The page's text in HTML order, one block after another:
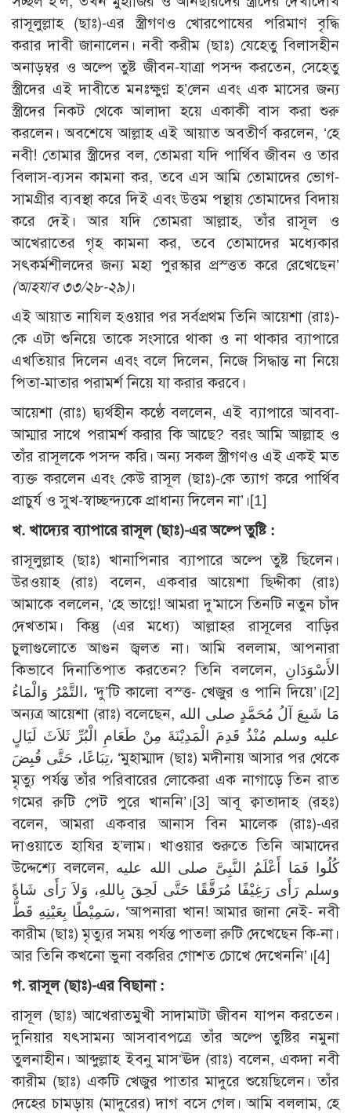
রাসূলুল্লাহ (ছাঃ)-এর স্ত্রীগণও খোরপোষের পরিমাণ বৃদ্ধি
করার দাবী জানালেন। নবী করীম (ছাঃ) যেহেতু বিলাসহীন
অনাড়ম্বর ও অল্পে তুষ্ট জীবন-যাত্রা পসন্দ করতেন, সেহেতু
স্ত্রীদের এই দাবীতে মনঃক্ষুণ্ণ হ’লেন এবং এক মাসের জন্য
স্ত্রীদের নিকট থেকে আলাদা হয়ে একাকী বাস করা শুরু
করলেন। অবশেষে আল্লাহ এই আয়াত অবতীর্ণ করলেন, ‘হে
নবী! তোমার স্ত্রীদের বল, তোমরা যদি পার্থিব জীবন ও তার
বিলাস-ব্যসন কামনা কর, তবে এস আমি তোমাদের ভোগ-
সামগ্রীর ব্যবস্থা করে দিই এবং উত্তম পন্থায় তোমাদের বিদায়
করে দেই। আর যদি তোমরা আল্লাহ, তাঁর রাসূল ও
আখেরাতের গৃহ কামনা কর, তবে তোমাদের মধ্যেকার
সৎকর্মশীলদের জন্য মহা পুরস্কার প্রস্ত্তত করে রেখেছেন’
(আহযাব ৩৩/২৮-২৯)।
এই আয়াত নাযিল হওয়ার পর সর্বপ্রথম তিনি আয়েশা (রাঃ)-
কে এটা শুনিয়ে তাকে সংসারে থাকা ও না থাকার ব্যাপারে
এখতিয়ার দিলেন এবং বলে দিলেন, নিজে সিদ্ধান্ত না নিয়ে
পিতা-মাতার পরামর্শ নিয়ে যা করার করবে।
আয়েশা (রাঃ) দ্ব্যর্থহীন কণ্ঠে বললেন, এই ব্যাপারে আববা-
আম্মার সাথে পরামর্শ করার কি আছে? বরং আমি আল্লাহ ও
তাঁর রাসূলকে পসন্দ করি। অন্য সকল স্ত্রীগণও এই একই মত
ব্যক্ত করলেন এবং কেউ রাসূল (ছাঃ)-কে ত্যাগ করে পার্থিব
প্রাচুর্য ও সুখ-স্বাচ্ছন্দ্যকে প্রাধান্য দিলেন না’।[1]
খ. খাদ্যের ব্যাপারে রাসূল (ছাঃ)-এর অল্পে তুষ্টি :
রাসূলুল্লাহ (ছাঃ) খানাপিনার ব্যাপারে অল্পে তুষ্ট ছিলেন।
উরওয়াহ (রাঃ) বলেন, একবার আয়েশা ছিদ্দীকা (রাঃ)
আমাকে বললেন, ‘হে ভাগ্নে! আমরা দু’মাসে তিনটি নতুন চাঁদ
দেখতাম। কিন্তু (এর মধ্যে) আল্লাহর রাসূলের বাড়ির
চুলাগুলোতে আগুন জ্বলত না। আমি বললাম, আপনারা
কিভাবে দিনাতিপাত করতেন? তিনি বললেন, الأَسْوَدَانِ
التَّمْرُ وَالْمَاءُ، ‘দু’টি কালো বস্ত্ত- খেজুর ও পানি দিয়ে’।[2]
অন্যত্র আয়েশা (রাঃ) বলেছেন, مَا شَبِعَ آلُ مُحَمَّدٍ صلى الله
عليه وسلم مُنْذُ قَدِمَ الْمَدِيْنَةَ مِنْ طَعَامِ الْبُرِّ ثَلاَثَ لَيَالٍ
تِبَاعًا، حَتَّى قُبِضَ، ‘মুহাম্মাদ (ছাঃ) মদীনায় আসার পর থেকে
মৃত্যু পর্যন্ত তাঁর পরিবারের লোকেরা এক নাগাড়ে তিন রাত
গমের রুটি পেট পুরে খাননি’।[3] আবূ ক্বাতাদাহ (রহঃ)
বলেন, আমরা একবার আনাস বিন মালেক (রাঃ)-এর
দাওয়াতে হাযির হ’লাম। খাওয়ার শুরুতে তিনি আমাদের
উদ্দেশ্যে বললেন, كُلُوا فَمَا أَعْلَمُ النَّبِىَّ صلى الله عليه
وسلم رَأَى رَغِيْفًا مُرَقَّقًا حَتَّى لَحِقَ بِاللهِ، وَلاَ رَأَى شَاةً
سَمِيْطًا بِعَيْنِهِ قَطُّ، ‘আপনারা খান! আমার জানা নেই- নবী
কারীম (ছাঃ) মৃত্যুর সময় পর্যন্ত পাতলা রুটি দেখেছেন কি-না।
আর তিনি কখনো ভুনা বকরির গোশত চোখে দেখেননি’।[4]
গ. রাসূল (ছাঃ)-এর বিছানা :
রাসূল (ছাঃ) আখেরাতমুখী সাদামাটা জীবন যাপন করতেন।
দুনিয়ার যৎসামন্য আসবাবপত্রে তাঁর অল্পে তুষ্টির নমুনা
তুলনাহীন। আব্দুল্লাহ ইবনু মাস‘ঊদ (রাঃ) বলেন, একদা নবী
কারীম (ছাঃ) একটি খেজুর পাতার মাদুরে শুয়েছিলেন। তাঁর
দেহের চামড়ায় (মাদুরের) দাগ বসে গেল। আমি বললাম, হে